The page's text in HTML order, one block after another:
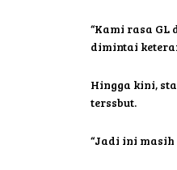
“Kami rasa GL
dimintai
Hingga kini,
terssbut.
“Jadi ini